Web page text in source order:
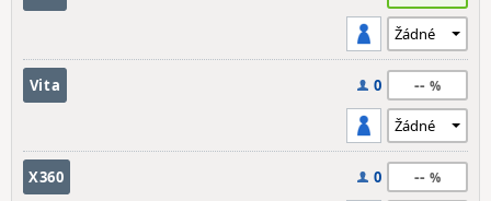
Vita 0 --
X360 0 --